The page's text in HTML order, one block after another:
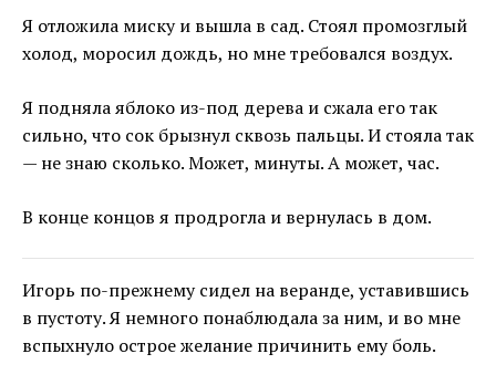
Я отложила миску и вышла в сад. Стоял промозглый
холод, моросил дождь, но мне требовался воздух.
Я подняла яблоко из-под дерева и сжала его так
сильно, что сок брызнул сквозь пальцы. И стояла так
— не знаю сколько. Может, минуты. А может, час.
В конце концов я продрогла и вернулась в дом.
Игорь по-прежнему сидел на веранде, уставившись
в пустоту. Я немного понаблюдала за ним, и во мне
вспыхнуло острое желание причинить ему боль.